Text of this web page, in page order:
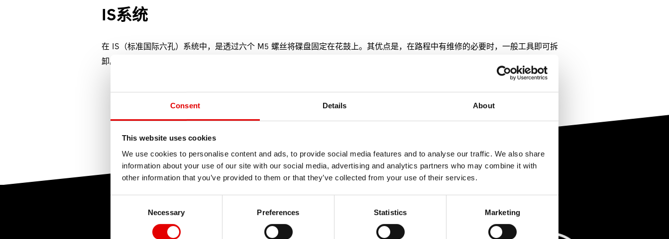
Consent Details About
This website uses cookies
We use cookies to personalise content and ads, to provide social media features and to analyse our traffic. We also share
information about your use of our site with our social media, advertising and analytics partners who may combine it with
other information that you’ve provided to them or that they’ve collected from your use of their services.
Necessary
Preferences Statistics Marketing
IS系统
在 IS（标准国际六孔）系统中，是透过六个 M5 螺丝将碟盘固定在花鼓上。其优点是，在路程中有维修的必要时，一般工具即可拆
卸。大多数的随身工具组都有 T25 星状板手，可拆卸六个固定螺丝。